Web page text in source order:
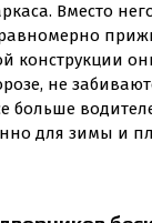
Вместо
конструкции
не
больше
для зимы и